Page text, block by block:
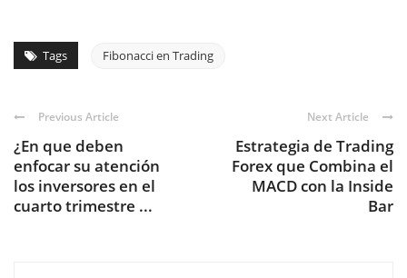
Tags Fibonacci en Trading
Previous Article
¿En que deben
enfocar su atención
los inversores en el
cuarto trimestre ...
Next Article
Estrategia de Trading
Forex que Combina el
MACD con la Inside
Bar